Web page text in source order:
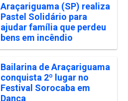
Araçariguama (SP) realiza
Pastel Solidário para
ajudar família que perdeu
bens em incêndio
Bailarina de Araçariguama
conquista 2º lugar no
Festival Sorocaba em
Dança